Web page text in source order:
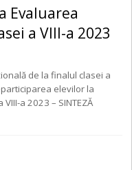
Evaluarea
a VIII-a 2023
de la finalul clasei a
elevilor la
a 2023 – SINTEZĂ